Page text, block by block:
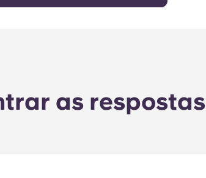
as respostas